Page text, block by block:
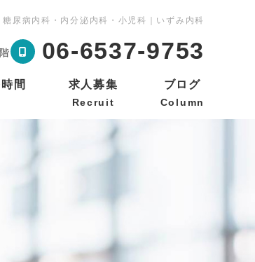
尿病内科・内分泌内科・小児科｜いずみ内科
06-6537-9753
間 求人募集
Recruit
ブログ
Column